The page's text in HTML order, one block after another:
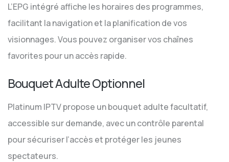
L’EPG intégré affiche les horaires des programmes,
facilitant la navigation et la planification de vos
visionnages. Vous pouvez organiser vos chaînes
favorites pour un accès rapide.
Bouquet Adulte Optionnel
Platinum IPTV propose un bouquet adulte facultatif,
accessible sur demande, avec un contrôle parental
pour sécuriser l’accès et protéger les jeunes
spectateurs.